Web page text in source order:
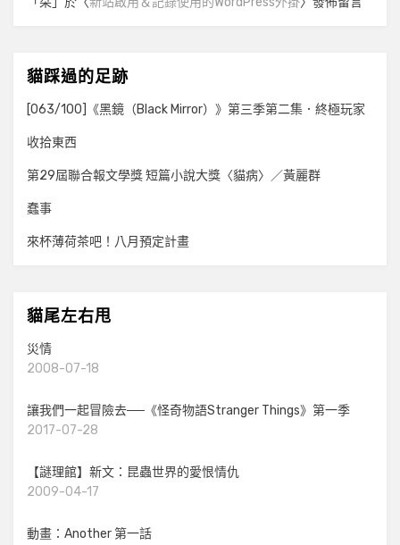
貓踩過的足跡
[063/100]《黑鏡（Black Mirror）》第三季第二集．終極玩家
收拾東西
第29屆聯合報文學獎 短篇小說大獎〈貓病〉／黃麗群
蠢事
來杯薄荷茶吧！八月預定計畫
貓尾左右甩
災情
2008-07-18
讓我們一起冒險去──《怪奇物語Stranger Things》第一季
2017-07-28
【謎理館】新文：昆蟲世界的愛恨情仇
2009-04-17
動畫：Another 第一話